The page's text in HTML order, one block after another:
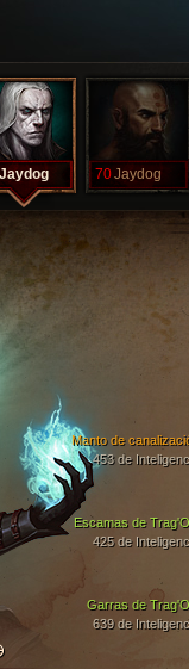
Jaydog 70Jaydog
Escamas de
425 de
Garras de
639 de
Manto de
453 de